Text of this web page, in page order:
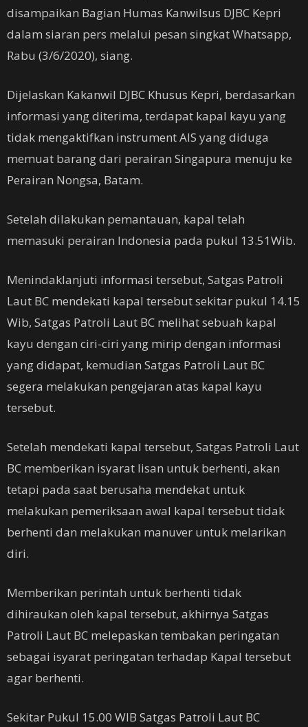
disampaikan Bagian Humas Kanwilsus DJBC Kepri
dalam siaran pers melalui pesan singkat Whatsapp,
Rabu (3/6/2020), siang.
Dijelaskan Kakanwil DJBC Khusus Kepri, berdasarkan
informasi yang diterima, terdapat kapal kayu yang
tidak mengaktifkan instrument AIS yang diduga
memuat barang dari perairan Singapura menuju ke
Perairan Nongsa, Batam.
Setelah dilakukan pemantauan, kapal telah
memasuki perairan Indonesia pada pukul 13.51Wib.
Menindaklanjuti informasi tersebut, Satgas Patroli
Laut BC mendekati kapal tersebut sekitar pukul 14.15
Wib, Satgas Patroli Laut BC melihat sebuah kapal
kayu dengan ciri-ciri yang mirip dengan informasi
yang didapat, kemudian Satgas Patroli Laut BC
segera melakukan pengejaran atas kapal kayu
tersebut.
Setelah mendekati kapal tersebut, Satgas Patroli Laut
BC memberikan isyarat lisan untuk berhenti, akan
tetapi pada saat berusaha mendekat untuk
melakukan pemeriksaan awal kapal tersebut tidak
berhenti dan melakukan manuver untuk melarikan
diri.
Memberikan perintah untuk berhenti tidak
dihiraukan oleh kapal tersebut, akhirnya Satgas
Patroli Laut BC melepaskan tembakan peringatan
sebagai isyarat peringatan terhadap Kapal tersebut
agar berhenti.
Sekitar Pukul 15.00 WIB Satgas Patroli Laut BC